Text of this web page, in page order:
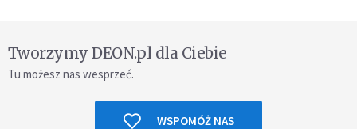
Tworzymy DEON.pl dla Ciebie
Tu możesz nas wesprzeć.
WSPOMÓŻ NAS